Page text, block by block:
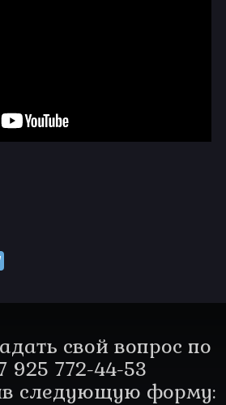
свой вопрос по
925 772-44-53
следующую форму: